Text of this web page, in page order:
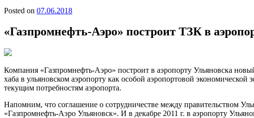
Posted on 07.06.2018
«Газпромнефть-Аэро» построит ТЗК в
Компания «Газпромнефть-Аэро» построит в аэропорту Ульяновска
хаба в ульяновском аэропорту как особой аэропортовой
текущим потребностям аэропорта.
Напомним, что соглашение о сотрудничестве между правительством
«Газпромнефть-Аэро Ульяновск». И в декабре 2011 г. в аэропорту